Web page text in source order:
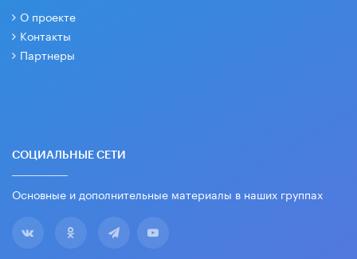
О проекте
Контакты
Партнеры
СОЦИАЛЬНЫЕ СЕТИ
Основные и дополнительные материалы в наших группах